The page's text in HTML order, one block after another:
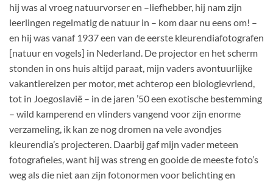
hij was al vroeg natuurvorser en –liefhebber, hij nam zijn
leerlingen regelmatig de natuur in – kom daar nu eens om! –
en hij was vanaf 1937 een van de eerste kleurendiafotografen
[natuur en vogels] in Nederland. De projector en het scherm
stonden in ons huis altijd paraat, mijn vaders avontuurlijke
vakantiereizen per motor, met achterop een biologievriend,
tot in Joegoslavië – in de jaren ’50 een exotische bestemming
– wild kamperend en vlinders vangend voor zijn enorme
verzameling, ik kan ze nog dromen na vele avondjes
kleurendia’s projecteren. Daarbij gaf mijn vader meteen
fotografieles, want hij was streng en gooide de meeste foto’s
weg als die niet aan zijn fotonormen voor belichting en